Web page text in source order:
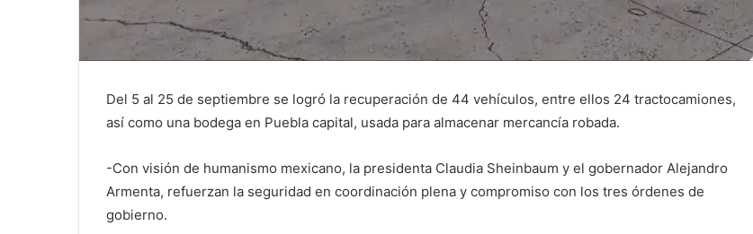
Del 5 al 25 de septiembre se logró la recuperación de 44 vehículos, entre ellos 24 tractocamiones,
así como una bodega en Puebla capital, usada para almacenar mercancía robada.
-Con visión de humanismo mexicano, la presidenta Claudia Sheinbaum y el gobernador Alejandro
Armenta, refuerzan la seguridad en coordinación plena y compromiso con los tres órdenes de
gobierno.